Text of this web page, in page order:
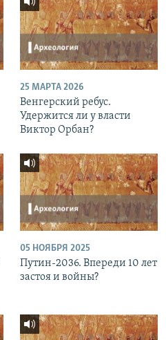
25 МАРТА 2026
Венгерский ребус.
Удержится ли у власти
Виктор Орбан?
05 НОЯБРЯ 2025
Путин-2036. Впереди 10 лет
застоя и войны?